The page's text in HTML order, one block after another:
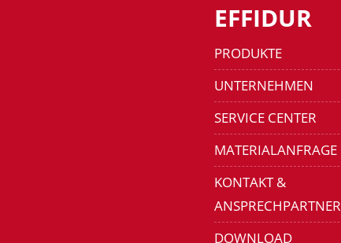
EFFIDUR
PRODUKTE
UNTERNEHMEN
SERVICE CENTER
MATERIALANFRAGE
KONTAKT &
ANSPRECHPARTNER
DOWNLOAD